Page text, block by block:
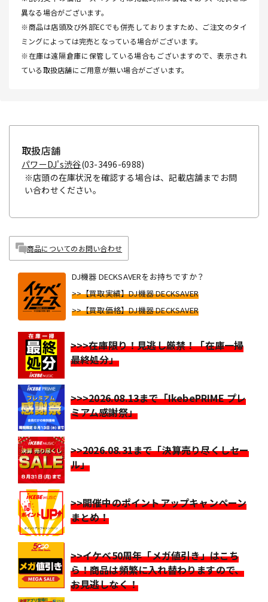
異なる場合がございます。
※商品は店頭及び外部ECでも併売しておりますため、ご注文のタイ
ミングによっては完売となっている場合がございます。
※在庫は遠隔倉庫に保管している場合もございますので、表示され
ている取扱店舗にご用意が無い場合がございます。
取扱店舗
パワーDJ's渋谷(03-3496-6988)
※店頭の在庫状況を確認する場合は、記載店舗までお問
い合わせください。
商品についてのお問い合わせ
DJ機器 DECKSAVERをお持ちですか？
>>【買取実績】DJ機器 DECKSAVER
>>【買取価格】DJ機器 DECKSAVER
>>>在庫限り！見逃し厳禁！「在庫一掃
最終処分」
>>>2026.08.13まで「IkebePRIME プレ
ミアム感謝祭」
>>2026.08.31まで「決算売り尽くしセー
ル」
>>開催中のポイントアップキャンペーン
まとめ！
>>イケベ50周年「メガ値引き」はこち
ら！商品は頻繁に入れ替わりますので、
お見逃しなく！